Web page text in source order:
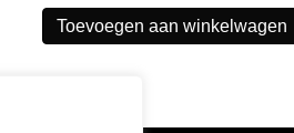
Toevoegen aan winkelwagen